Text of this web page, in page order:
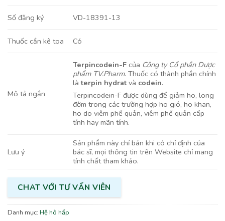
Số đăng ký VD-18391-13
Thuốc cần kê toa Có
Mô tả ngắn
Terpincodein-F của Công ty Cổ phần Dược
phẩm TV.Pharm. Thuốc có thành phần chính
làterpin hydrat và codein.
Terpincodein-F được dùng để giảm ho, long
đờm trong các trường hợp ho gió, ho khan,
ho do viêm phế quản, viêm phế quản cấp
tính hay mãn tính.
Lưu ý
Sản phẩm này chỉ bản khi có chỉ định của
bác sĩ, mọi thông tin trên Website chỉ mang
tính chất tham khảo.
CHAT VỚI TƯ VẤN VIÊN
Danh mục: Hệ hô hấp